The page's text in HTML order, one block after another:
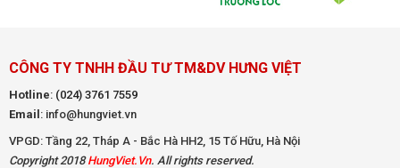
CÔNG TY TNHH ĐẦU TƯ TM&DV HƯNG VIỆT
Hotline: (024) 3761 7559
Email : info@hungviet.vn
VPGD: Tầng 22, Tháp A - Bắc Hà HH2, 15 Tố Hữu, Hà Nội
Copyright 2018HungViet.Vn. All rights reserved.